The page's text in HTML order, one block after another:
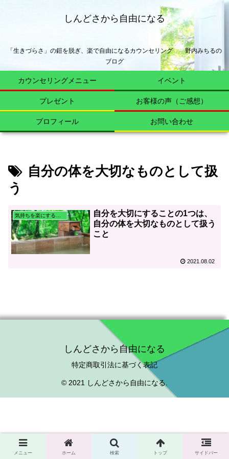
しんどさから自由になる
「生きづらさ」の鎧を脱ぎ、楽で自由になるカウンセリング 野内みちるの
ブログ
カウンセリングメニュー イベント
プレゼント お客様の声（ご感想）
プロフィール お問い合わせ
自分の体を大切なものとして扱
う
自分を大切にすることの1つは、
自分の体を大切なものとして扱う
こと
2021.08.02
しんどさから自由になる
特定商取引法に基づく表記
© 2021 しんどさから自由になる.
メニュー ホーム 検索 トップ サイドバー